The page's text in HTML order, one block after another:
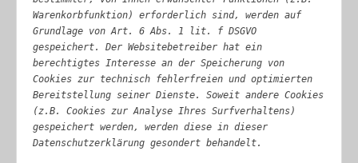
Warenkorbfunktion) erforderlich sind, werden auf
Grundlage von Art. 6 Abs. 1 lit. f DSGVO
gespeichert. Der Websitebetreiber hat ein
berechtigtes Interesse an der Speicherung von
Cookies zur technisch fehlerfreien und optimierten
Bereitstellung seiner Dienste. Soweit andere Cookies
(z.B. Cookies zur Analyse Ihres Surfverhaltens)
gespeichert werden, werden diese in dieser
Datenschutzerklärung gesondert behandelt.